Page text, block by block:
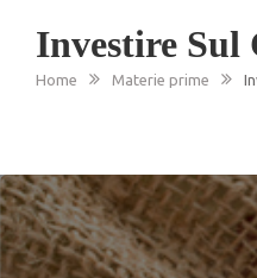
Investire Sul
Home Materie prime